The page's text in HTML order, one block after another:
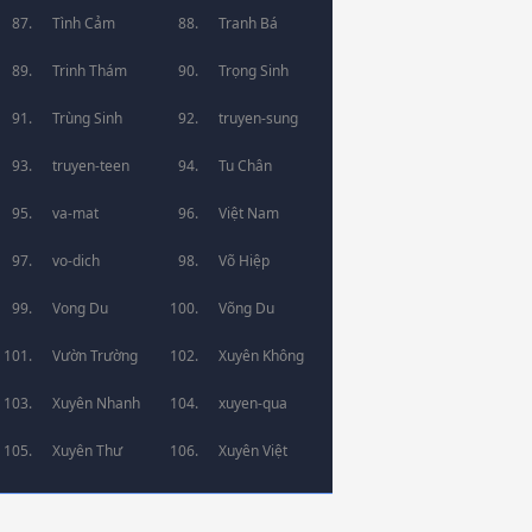
Tình Cảm Tranh Bá
Trinh Thám Trọng Sinh
Trùng Sinh truyen-sung
truyen-teen Tu Chân
va-mat Việt Nam
vo-dich Võ Hiệp
Vong Du Võng Du
Vườn Trường Xuyên Không
Xuyên Nhanh xuyen-qua
Xuyên Thư Xuyên Việt